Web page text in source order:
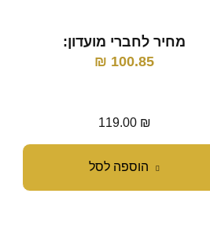
הוספה לסל
מחיר לחברי מועדון:
100.85
₪
119.00 ₪